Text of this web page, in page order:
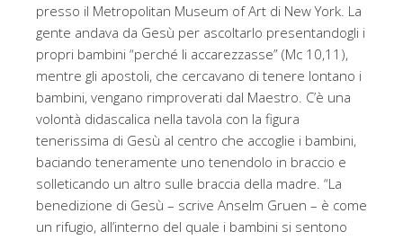
presso il Metropolitan Museum of Art di New York. La
gente andava da Gesù per ascoltarlo presentandogli i
propri bambini “perché li accarezzasse” (Mc 10,11),
mentre gli apostoli, che cercavano di tenere lontano i
bambini, vengano rimproverati dal Maestro. C’è una
volontà didascalica nella tavola con la figura
tenerissima di Gesù al centro che accoglie i bambini,
baciando teneramente uno tenendolo in braccio e
solleticando un altro sulle braccia della madre. “La
benedizione di Gesù – scrive Anselm Gruen – è come
un rifugio, all’interno del quale i bambini si sentono